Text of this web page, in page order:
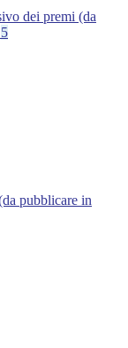
dei premi (da
5
pubblicare in